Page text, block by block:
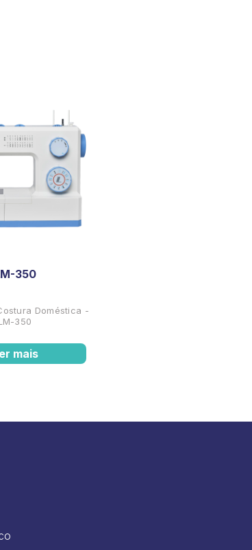
350
Doméstica -
350
mais